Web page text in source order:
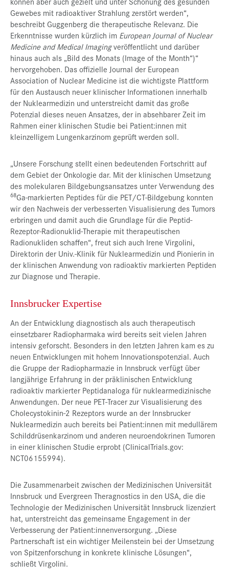
Gewebes mit radioaktiver Strahlung zerstört werden“,
beschreibt Guggenberg die therapeutische Relevanz. Die
Erkenntnisse wurden kürzlich im European Journal of Nuclear
Medicine and Medical Imagingveröffentlicht und darüber
hinaus auch als „Bild des Monats (Image of the Month“)“
hervorgehoben. Das offizielle Journal der European
Association of Nuclear Medicine ist die wichtigste Plattform
für den Austausch neuer klinischer Informationen innerhalb
der Nuklearmedizin und unterstreicht damit das große
Potenzial dieses neuen Ansatzes, der in absehbarer Zeit im
Rahmen einer klinischen Studie bei Patient:innen mit
kleinzelligem Lungenkarzinom geprüft werden soll.
„Unsere Forschung stellt einen bedeutenden Fortschritt auf
dem Gebiet der Onkologie dar. Mit der klinischen Umsetzung
des molekularen Bildgebungsansatzes unter Verwendung des
68Ga-markierten Peptides für die PET/CT-Bildgebung konnten
wir den Nachweis der verbesserten Visualisierung des Tumors
erbringen und damit auch die Grundlage für die Peptid-
Rezeptor-Radionuklid-Therapie mit therapeutischen
Radionukliden schaffen“, freut sich auch Irene Virgolini,
Direktorin der Univ.-Klinik für Nuklearmedizin und Pionierin in
der klinischen Anwendung von radioaktiv markierten Peptiden
zur Diagnose und Therapie.
Innsbrucker Expertise
An der Entwicklung diagnostisch als auch therapeutisch
einsetzbarer Radiopharmaka wird bereits seit vielen Jahren
intensiv geforscht. Besonders in den letzten Jahren kam es zu
neuen Entwicklungen mit hohem Innovationspotenzial. Auch
die Gruppe der Radiopharmazie in Innsbruck verfügt über
langjährige Erfahrung in der präklinischen Entwicklung
radioaktiv markierter Peptidanaloga für nuklearmedizinische
Anwendungen. Der neue PET-Tracer zur Visualisierung des
Cholecystokinin-2 Rezeptors wurde an der Innsbrucker
Nuklearmedizin auch bereits bei Patient:innen mit medullärem
Schilddrüsenkarzinom und anderen neuroendokrinen Tumoren
in einer klinischen Studie erprobt (ClinicalTrials.gov:
NCT06155994).
Die Zusammenarbeit zwischen der Medizinischen Universität
Innsbruck und Evergreen Theragnostics in den USA, die die
Technologie der Medizinischen Universität Innsbruck lizenziert
hat, unterstreicht das gemeinsame Engagement in der
Verbesserung der Patient:innenversorgung. „Diese
Partnerschaft ist ein wichtiger Meilenstein bei der Umsetzung
von Spitzenforschung in konkrete klinische Lösungen“,
schließt Virgolini.